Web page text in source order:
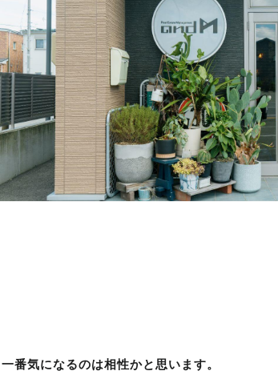
一番気になるのは相性かと思います。